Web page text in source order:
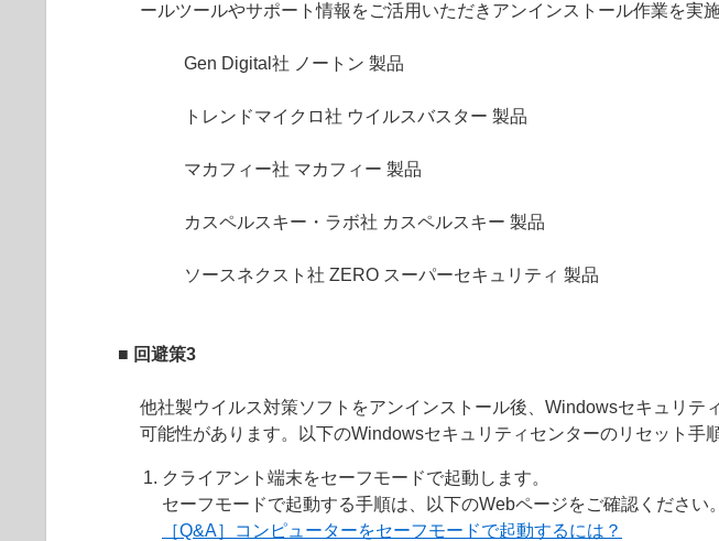
ールツールやサポート情報をご活用いただきアンインストール作業を実
Gen Digital社 ノートン 製品
トレンドマイクロ社 ウイルスバスター 製品
マカフィー社 マカフィー 製品
カスペルスキー・ラボ社 カスペルスキー 製品
ソースネクスト社 ZERO スーパーセキュリティ 製品
■ 回避策3
他社製ウイルス対策ソフトをアンインストール後、Windowsセキュリ
可能性があります。以下のWindowsセキュリティセンターのリセット手
クライアント端末をセーフモードで起動します。
セーフモードで起動する手順は、以下のWebページをご確認ください。
［Q&A］コンピューターをセーフモードで起動するには？